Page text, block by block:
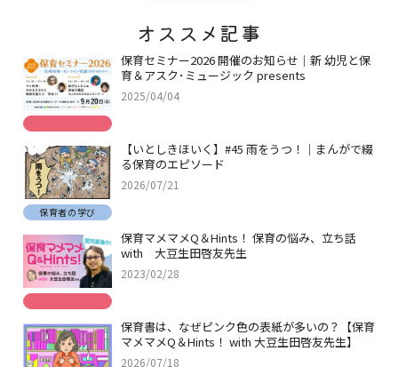
オススメ記事
保育セミナー2026 開催のお知らせ｜新 幼児と保
育＆アスク･ミュージック presents
2025/04/04
【いとしきほいく】#45 雨をうつ！｜まんがで綴
る保育のエピソード
2026/07/21
保育者の学び
保育マメマメQ＆Hints！ 保育の悩み、立ち話
with 大豆生田啓友先生
2023/02/28
保育書は、なぜピンク色の表紙が多いの？【保育
マメマメQ＆Hints！ with 大豆生田啓友先生】
2026/07/18